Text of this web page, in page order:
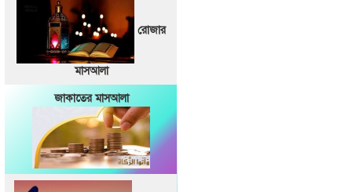
রোজার
মাসআলা
জাকাতের মাসআলা